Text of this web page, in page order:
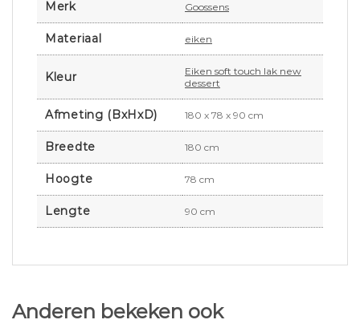
Merk Goossens
Materiaal eiken
Kleur
Eiken soft touch lak new
dessert
Afmeting (BxHxD) 180 x 78 x 90 cm
Breedte 180 cm
Hoogte 78 cm
Lengte 90 cm
Anderen bekeken ook